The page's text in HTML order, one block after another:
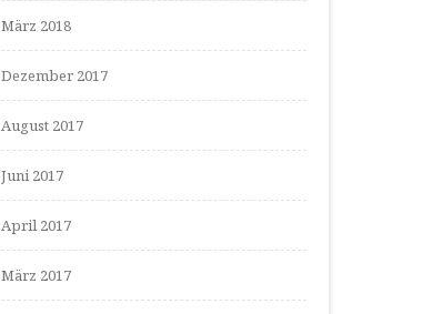
März 2018
Dezember 2017
August 2017
Juni 2017
April 2017
März 2017